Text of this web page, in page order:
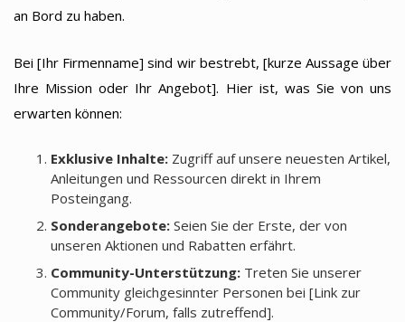
an Bord zu haben.
Bei [Ihr Firmenname] sind wir bestrebt, [kurze Aussage über
Ihre Mission oder Ihr Angebot]. Hier ist, was Sie von uns
erwarten können:
Exklusive Inhalte:Zugriff auf unsere neuesten Artikel,
Anleitungen und Ressourcen direkt in Ihrem
Posteingang.
Sonderangebote:Seien Sie der Erste, der von
unseren Aktionen und Rabatten erfährt.
Community-Unterstützung:Treten Sie unserer
Community gleichgesinnter Personen bei [Link zur
Community/Forum, falls zutreffend].